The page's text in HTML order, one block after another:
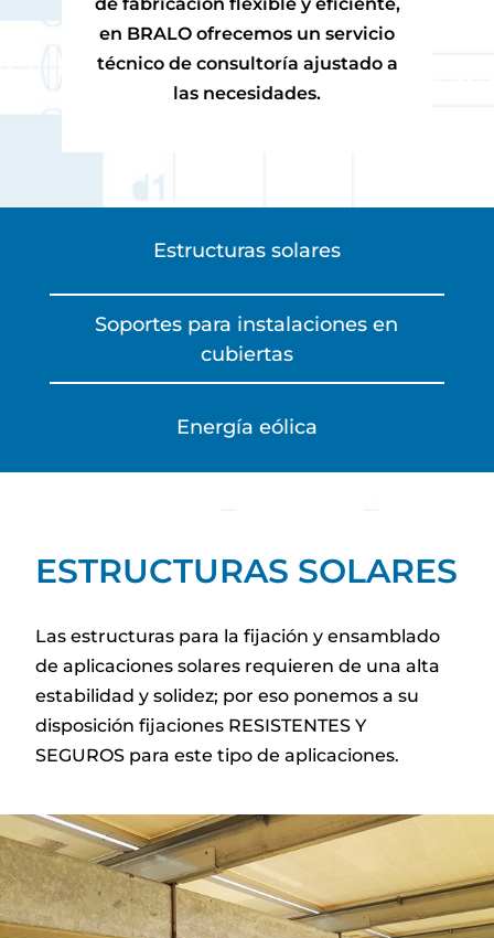
en BRALO ofrecemos un servicio
técnico de consultoría ajustado a
las necesidades.
Estructuras solares
Soportes para instalaciones en
cubiertas
Energía eólica
ESTRUCTURAS SOLARES
Las estructuras para la fijación y ensamblado
de aplicaciones solares requieren de una alta
estabilidad y solidez; por eso ponemos a su
disposición fijaciones RESISTENTES Y
SEGUROS para este tipo de aplicaciones.